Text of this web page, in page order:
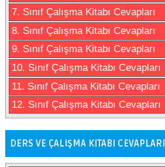
7. Sınıf Çalışma Kitabı Cevapları
8. Sınıf Çalışma Kitabı Cevapları
9. Sınıf Çalışma Kitabı Cevapları
10. Sınıf Çalışma Kitabı Cevapları
11. Sınıf Çalışma Kitabı Cevapları
12. Sınıf Çalışma Kitabı Cevapları
DERS VE ÇALIŞMA KITABI CEVAPLARI